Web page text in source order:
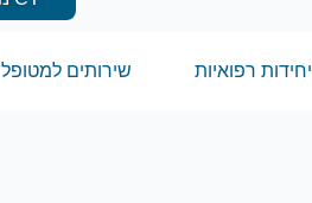
יחידות רפואיות שירותים למטופל